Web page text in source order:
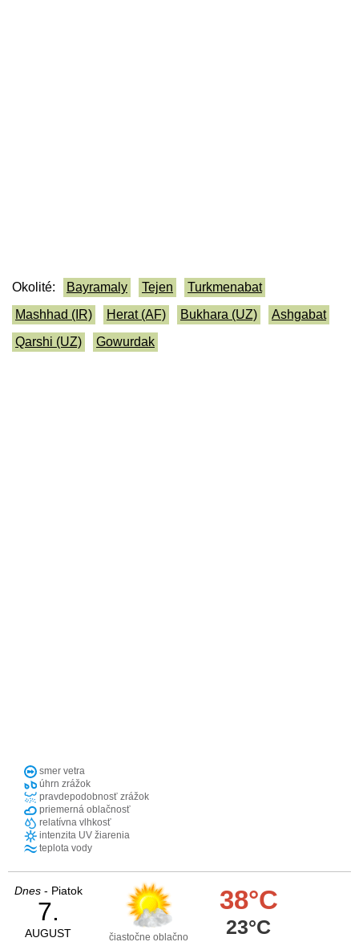
Okolité: Bayramaly Tejen
Turkmenabat
Mashhad (IR)
Herat (AF) Bukhara (UZ)
Ashgabat
Qarshi (UZ)
Gowurdak
smer vetra
úhrn zrážok
pravdepodobnosť zrážok
priemerná oblačnosť
relatívna vlhkosť
intenzita UV žiarenia
teplota vody
Dnes- Piatok
7.
AUGUST čiastočne oblačno
38°C
23°C